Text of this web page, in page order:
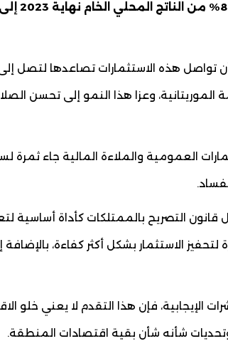
وعزا هذا النمو إلى تحسن
العمومية والملاءة المالية جاء ثمرة
التصريح بالممتلكات كأداة أساسية
الاستثمار بشكل أكثر كفاءة، بالإضافة
الإيجابية، فإن هذا التقدم لا يعني خلو
وتحديات شأنه شأن بقية اقتصادات المنطقة.